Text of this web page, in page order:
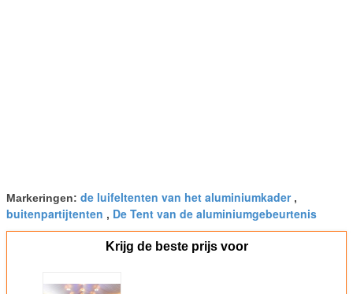
Markeringen: de luifeltenten van het aluminiumkader,
buitenpartijtenten , De Tent van de aluminiumgebeurtenis
Krijg de beste prijs voor